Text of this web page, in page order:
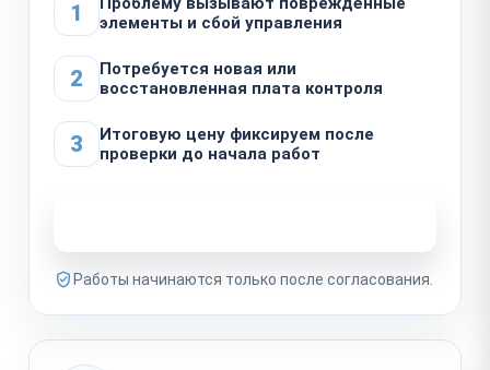
1
элементы и сбой управления
2
Потребуется новая или
восстановленная плата контроля
3
Итоговую цену фиксируем после
проверки до начала работ
Работы начинаются только после согласования.